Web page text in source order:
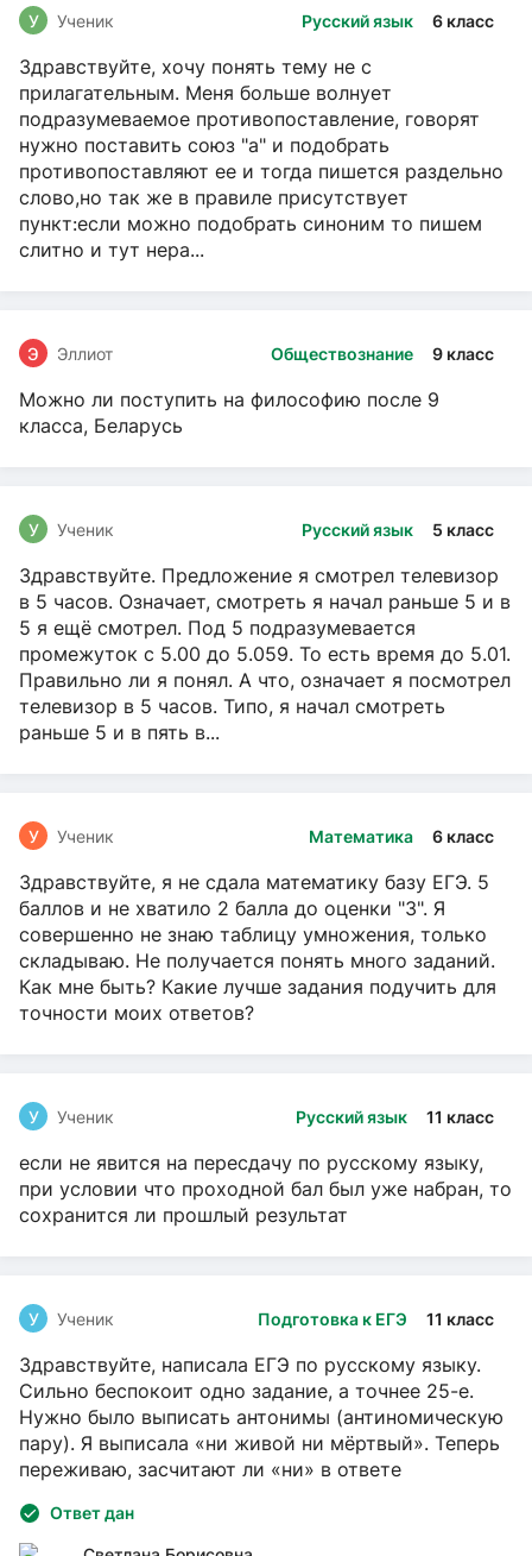
Русский язык 6 класс
У Ученик
Здравствуйте, хочу понять тему не с
прилагательным. Меня больше волнует
подразумеваемое противопоставление, говорят
нужно поставить союз "а" и подобрать
противопоставляют ее и тогда пишется раздельно
слово,но так же в правиле присутствует
пункт:если можно подобрать синоним то пишем
слитно и тут нера...
Обществознание 9 класс
Э Эллиот
Можно ли поступить на философию после 9
класса, Беларусь
Русский язык 5 класс
У Ученик
Здравствуйте. Предложение я смотрел телевизор
в 5 часов. Означает, смотреть я начал раньше 5 и в
5 я ещё смотрел. Под 5 подразумевается
промежуток с 5.00 до 5.059. То есть время до 5.01.
Правильно ли я понял. А что, означает я посмотрел
телевизор в 5 часов. Типо, я начал смотреть
раньше 5 и в пять в...
Математика 6 класс
У Ученик
Здравствуйте, я не сдала математику базу ЕГЭ. 5
баллов и не хватило 2 балла до оценки "3". Я
совершенно не знаю таблицу умножения, только
складываю. Не получается понять много заданий.
Как мне быть? Какие лучше задания подучить для
точности моих ответов?
Русский язык 11 класс
У Ученик
если не явится на пересдачу по русскому языку,
при условии что проходной бал был уже набран, то
сохранится ли прошлый результат
Подготовка к ЕГЭ 11 класс
У Ученик
Здравствуйте, написала ЕГЭ по русскому языку.
Сильно беспокоит одно задание, а точнее 25-е.
Нужно было выписать антонимы (антиномическую
пару). Я выписала «ни живой ни мёртвый». Теперь
переживаю, засчитают ли «ни» в ответе
Ответ дан